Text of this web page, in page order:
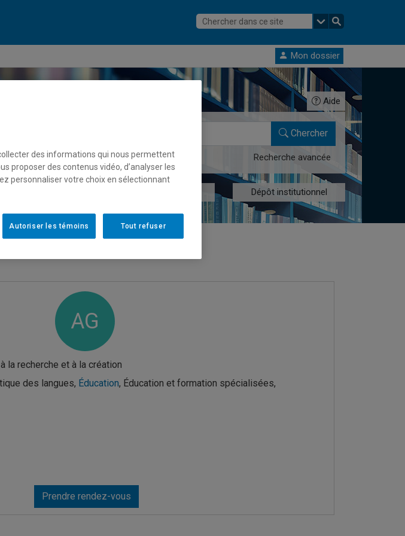
Mon dossier
Aide
Chercher
Recherche avancée
Dépôt institutionnel
AG
la recherche et à la création
des langues, Éducation, Éducation et formation spécialisées,
Prendre rendez-vous
des informations qui nous permettent
proposer des contenus vidéo, d’analyser les
personnaliser votre choix en sélectionnant
Tout refuser
Autoriser les témoins